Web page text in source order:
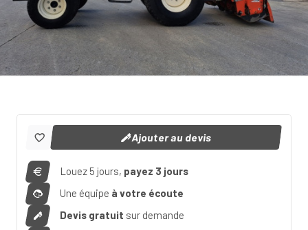
Ajouter au devis
Louez 5 jours, payez 3 jours
Une équipe à votre écoute
Devis gratuit sur demande